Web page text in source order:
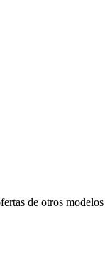
de otros